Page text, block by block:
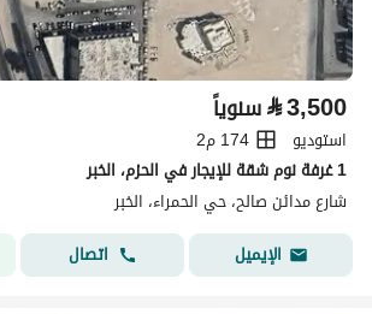
⃁3,500 سنوياً
استوديو
174 م2
1 غرفة نوم شقة للإيجار في الحزم، الخبر
شارع مدائن صالح، حي الحمراء، الخبر
الإيميل
اتصال